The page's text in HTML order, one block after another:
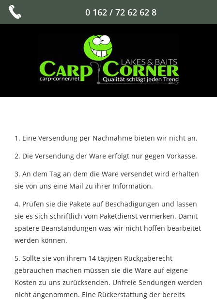
0 162 / 72 62 62 8
1. Eine Versendung per Nachnahme bieten wir nicht an.
2. Die Versendung der Ware erfolgt nur gegen Vorkasse.
3. An dem Tag an dem die Ware versendet wird erhalten
sie von uns eine Mail zu ihrer Information.
4. Prüfen sie die Pakete auf Beschädigungen und lassen
sie es sich schriftlich vom Paketdienst vermerken. Damit
spätere Beanstandungen was wir nicht hoffen bearbeitet
werden können.
5. Sollte sie von ihrem 14 tägigen Rückgaberecht
gebrauchen machen müssen sie die Ware auf eigene
Kosten zu uns zurücksenden. Unfreie Sendungen werden
nicht angenommen. Eine Rückerstattung der bereits